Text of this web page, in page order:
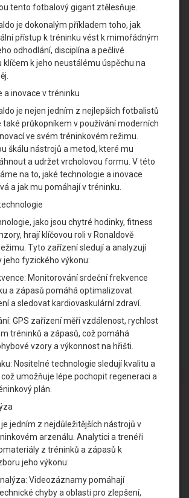
tento fotbalový gigant ztělesňuje.
je dokonalým příkladem toho, jak
přístup k tréninku vést k mimořádným
odhodlání, disciplína a pečlivé
klíčem k jeho neustálému úspěchu na
a inovace v tréninku
je nejen jedním z nejlepších fotbalistů
také průkopníkem v používání moderních
ve svém tréninkovém režimu.
škálu nástrojů a metod, které mu
a udržet vrcholovou formu. V této
na to, jaké technologie a inovace
a jak mu pomáhají v tréninku.
jako jsou chytré hodinky, fitness
hrají klíčovou roli v Ronaldově
Tyto zařízení sledují a analyzují
jeho fyzického výkonu:
Monitorování srdeční frekvence
a zápasů pomáhá optimalizovat
a sledovat kardiovaskulární zdraví.
GPS zařízení měří vzdálenost, rychlost
tréninků a zápasů, což pomáhá
vzory a výkonnost na hřišti.
Nositelné technologie sledují kvalitu a
umožňuje lépe pochopit regeneraci a
plán.
jedním z nejdůležitějších nástrojů v
arzenálu. Analytici a trenéři
z tréninků a zápasů k
jeho výkonu:
Videozáznamy pomáhají
chyby a oblasti pro zlepšení,